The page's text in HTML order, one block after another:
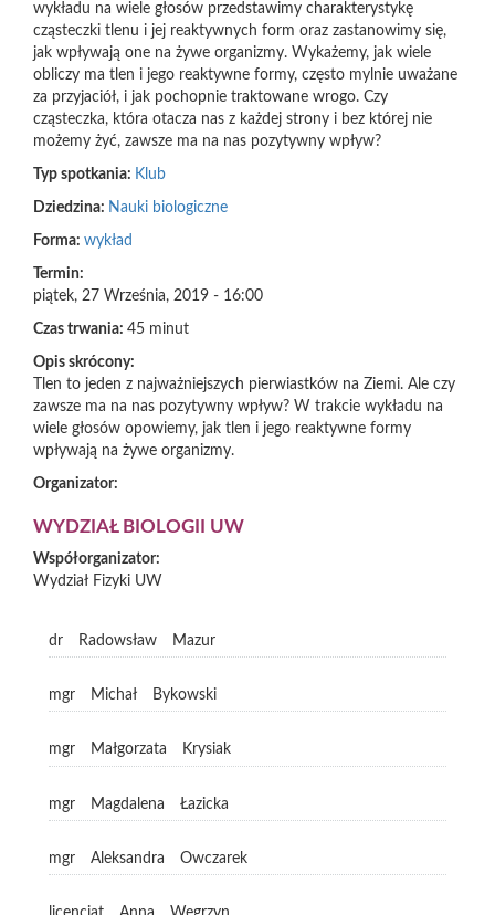
wykładu na wiele głosów przedstawimy charakterystykę
cząsteczki tlenu i jej reaktywnych form oraz zastanowimy się,
jak wpływają one na żywe organizmy. Wykażemy, jak wiele
obliczy ma tlen i jego reaktywne formy, często mylnie uważane
za przyjaciół, i jak pochopnie traktowane wrogo. Czy
cząsteczka, która otacza nas z każdej strony i bez której nie
możemy żyć, zawsze ma na nas pozytywny wpływ?
Typ spotkania: Klub
Dziedzina: Nauki biologiczne
Forma: wykład
Termin:
piątek, 27 Września, 2019 - 16:00
Czas trwania: 45 minut
Opis skrócony:
Tlen to jeden z najważniejszych pierwiastków na Ziemi. Ale czy
zawsze ma na nas pozytywny wpływ? W trakcie wykładu na
wiele głosów opowiemy, jak tlen i jego reaktywne formy
wpływają na żywe organizmy.
Organizator:
WYDZIAŁ BIOLOGII UW
Współorganizator:
Wydział Fizyki UW
dr Radowsław Mazur
mgr Michał Bykowski
mgr Małgorzata Krysiak
mgr Magdalena Łazicka
mgr Aleksandra Owczarek